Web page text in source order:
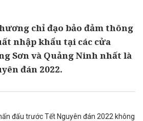
chỉ đạo bảo đảm thông
nhập khẩu tại các cửa
Sơn và Quảng Ninh nhất là
đán 2022.
đấu trước Tết Nguyên đán 2022 không